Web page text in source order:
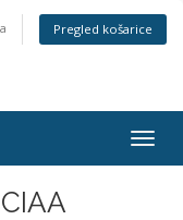
Pregled košarice